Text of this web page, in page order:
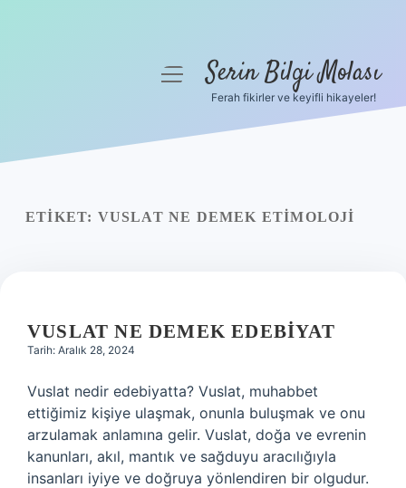
Yasal Uyarı
menüyüSerin Bilgi Molası
Ferah fikirler ve keyifli hikayeler!
ETIKET: VUSLAT NE DEMEK ETIMOLOJI
VUSLAT NE DEMEK EDEBIYAT
Tarih: Aralık 28, 2024
Vuslat nedir edebiyatta? Vuslat, muhabbet
ettiğimiz kişiye ulaşmak, onunla buluşmak ve onu
arzulamak anlamına gelir. Vuslat, doğa ve evrenin
kanunları, akıl, mantık ve sağduyu aracılığıyla
insanları iyiye ve doğruya yönlendiren bir olgudur.